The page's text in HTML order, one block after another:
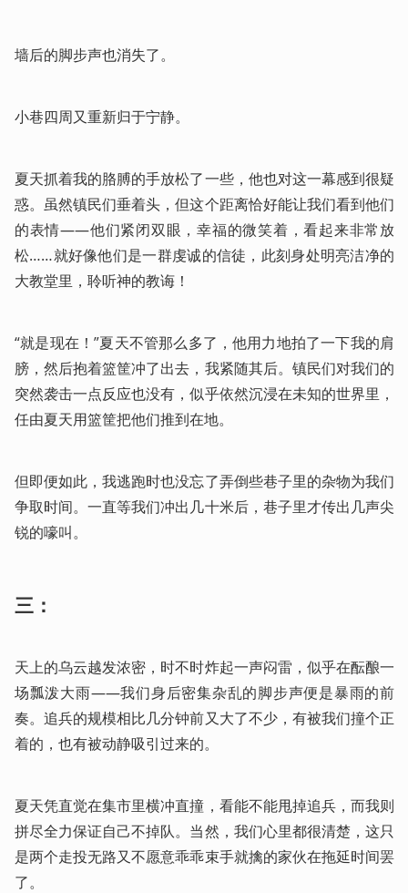
墙后的脚步声也消失了。
小巷四周又重新归于宁静。
夏天抓着我的胳膊的手放松了一些，他也对这一幕感到很疑
惑。虽然镇民们垂着头，但这个距离恰好能让我们看到他们
的表情——他们紧闭双眼，幸福的微笑着，看起来非常放
松……就好像他们是一群虔诚的信徒，此刻身处明亮洁净的
大教堂里，聆听神的教诲！
“就是现在！”夏天不管那么多了，他用力地拍了一下我的肩
膀，然后抱着篮筐冲了出去，我紧随其后。镇民们对我们的
突然袭击一点反应也没有，似乎依然沉浸在未知的世界里，
任由夏天用篮筐把他们推到在地。
但即便如此，我逃跑时也没忘了弄倒些巷子里的杂物为我们
争取时间。一直等我们冲出几十米后，巷子里才传出几声尖
锐的嚎叫。
三：
天上的乌云越发浓密，时不时炸起一声闷雷，似乎在酝酿一
场瓢泼大雨——我们身后密集杂乱的脚步声便是暴雨的前
奏。追兵的规模相比几分钟前又大了不少，有被我们撞个正
着的，也有被动静吸引过来的。
夏天凭直觉在集市里横冲直撞，看能不能甩掉追兵，而我则
拼尽全力保证自己不掉队。当然，我们心里都很清楚，这只
是两个走投无路又不愿意乖乖束手就擒的家伙在拖延时间罢
了。